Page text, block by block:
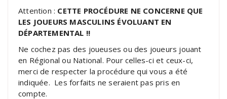
Attention : CETTE PROCÉDURE NE CONCERNE QUE
LES JOUEURS MASCULINS ÉVOLUANT EN
DÉPARTEMENTAL !!
Ne cochez pas des joueuses ou des joueurs jouant
en Régional ou National. Pour celles-ci et ceux-ci,
merci de respecter la procédure qui vous a été
indiquée. Les forfaits ne seraient pas pris en
compte.